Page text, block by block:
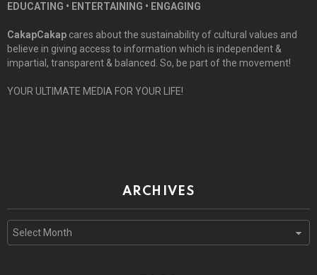
EDUCATING • ENTERTAINING • ENGAGING
CakapCakap cares about the sustainability of cultural values and
believe in giving access to information which is independent &
impartial, transparent & balanced. So, be part of the movement!
YOUR ULTIMATE MEDIA FOR YOUR LIFE!
ARCHIVES